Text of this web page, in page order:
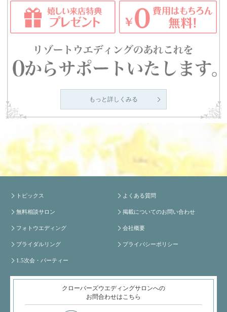
もっと詳しくみる
トピックス
無料相談サロン
フォトウエディング
ブライダルリング
1.5次会・パーティー
よくある質問
掲載についてのお問い合わせ
会社概要
プライバシーポリシー
クローバーズウエディングサロンへの
お問合わせはこちら